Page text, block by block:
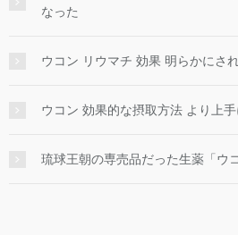
なった
ウコン リウマチ 効果 明らかにさ
ウコン 効果的な摂取方法 より上
琉球王朝の専売品だった生薬「ウコ